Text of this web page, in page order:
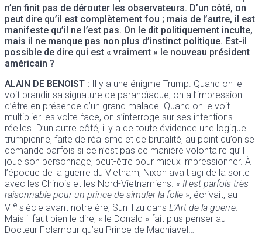
n’en finit pas de dérouter les observateurs. D’un côté, on
peut dire qu’il est complètement fou ; mais de l’autre, il est
manifeste qu’il ne l’est pas. On le dit politiquement inculte,
mais il ne manque pas non plus d’instinct politique. Est-il
possible de dire qui est « vraiment » le nouveau président
américain ?
ALAIN DE BENOIST : Il y a une énigme Trump. Quand on le
voit brandir sa signature de paranoïaque, on a l’impression
d’être en présence d’un grand malade. Quand on le voit
multiplier les volte-face, on s’interroge sur ses intentions
réelles. D’un autre côté, il y a de toute évidence une logique
trumpienne, faite de réalisme et de brutalité, au point qu’on se
demande parfois si ce n’est pas de manière volontaire qu’il
joue son personnage, peut-être pour mieux impressionner. À
l’époque de la guerre du Vietnam, Nixon avait agi de la sorte
avec les Chinois et les Nord-Vietnamiens. « Il est parfois très
raisonnable pour un prince de simuler la folie », écrivait, au
VIe siècle avant notre ère, Sun Tzu dans L’Art de la guerre.
Mais il faut bien le dire, « le Donald » fait plus penser au
Docteur Folamour qu’au Prince de Machiavel…